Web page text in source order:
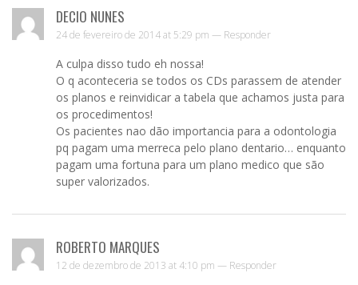
DECIO NUNES
24 de fevereiro de 2014 at 5:29 pm — Responder
A culpa disso tudo eh nossa!
O q aconteceria se todos os CDs parassem de atender
os planos e reinvidicar a tabela que achamos justa para
os procedimentos!
Os pacientes nao dão importancia para a odontologia
pq pagam uma merreca pelo plano dentario… enquanto
pagam uma fortuna para um plano medico que são
super valorizados.
ROBERTO MARQUES
12 de dezembro de 2013 at 4:10 pm — Responder